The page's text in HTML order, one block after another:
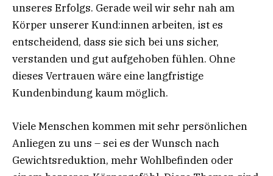
unseres Erfolgs. Gerade weil wir sehr nah am
Körper unserer Kund:innen arbeiten, ist es
entscheidend, dass sie sich bei uns sicher,
verstanden und gut aufgehoben fühlen. Ohne
dieses Vertrauen wäre eine langfristige
Kundenbindung kaum möglich.
Viele Menschen kommen mit sehr persönlichen
Anliegen zu uns – sei es der Wunsch nach
Gewichtsreduktion, mehr Wohlbefinden oder